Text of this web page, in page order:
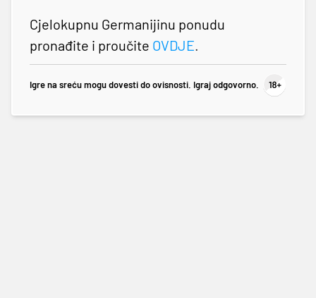
Cjelokupnu Germanijinu ponudu
pronađite i proučite OVDJE.
Igre na sreću mogu dovesti do ovisnosti. Igraj odgovorno.